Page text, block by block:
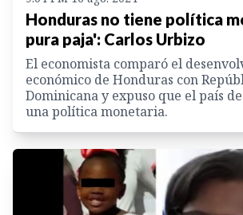
Honduras no tiene política
pura paja': Carlos Urbizo
El economista comparó el
económico de Honduras con
Dominicana y expuso que el país
una política monetaria.